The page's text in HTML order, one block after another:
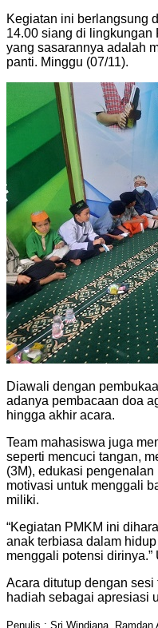
Kegiatan ini berlangsung
14.00 siang di lingkungan
yang sasarannya adalah
panti. Minggu (07/11).
Diawali dengan
adanya pembacaan doa
hingga akhir acara.
Team mahasiswa juga
seperti mencuci tangan,
(3M), edukasi
motivasi untuk menggali
miliki.
“Kegiatan PMKM ini
anak terbiasa dalam
menggali potensi
Acara ditutup dengan
hadiah sebagai apresiasi
Penulis : Sri Windiana,